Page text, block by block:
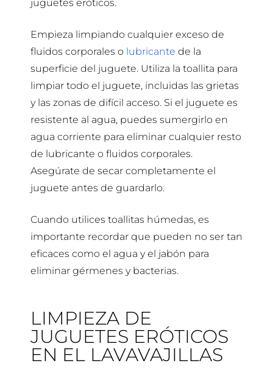
juguetes eróticos.
Empieza limpiando cualquier exceso de
fluidos corporales o lubricante de la
superficie del juguete. Utiliza la toallita para
limpiar todo el juguete, incluidas las grietas
y las zonas de difícil acceso. Si el juguete es
resistente al agua, puedes sumergirlo en
agua corriente para eliminar cualquier resto
de lubricante o fluidos corporales.
Asegúrate de secar completamente el
juguete antes de guardarlo.
Cuando utilices toallitas húmedas, es
importante recordar que pueden no ser tan
eficaces como el agua y el jabón para
eliminar gérmenes y bacterias.
LIMPIEZA DE
JUGUETES ERÓTICOS
EN EL LAVAVAJILLAS